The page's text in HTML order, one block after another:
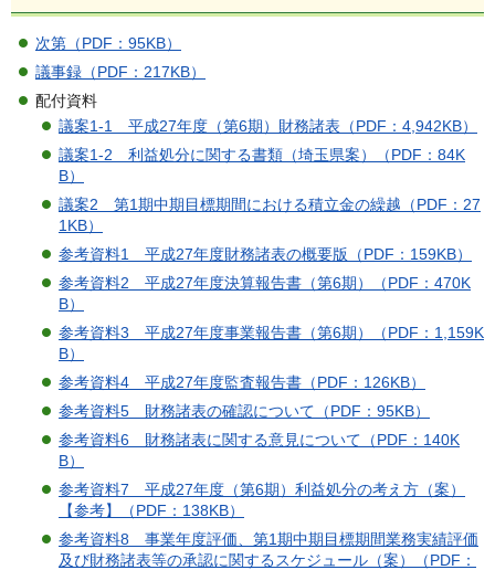
次第（PDF：95KB）
議事録（PDF：217KB）
配付資料
議案1-1 平成27年度（第6期）財務諸表（PDF：4,942KB）
議案1-2 利益処分に関する書類（埼玉県案）（PDF：84K
B）
議案2 第1期中期目標期間における積立金の繰越（PDF：27
1KB）
参考資料1 平成27年度財務諸表の概要版（PDF：159KB）
参考資料2 平成27年度決算報告書（第6期）（PDF：470K
B）
参考資料3 平成27年度事業報告書（第6期）（PDF：1,159K
B）
参考資料4 平成27年度監査報告書（PDF：126KB）
参考資料5 財務諸表の確認について（PDF：95KB）
参考資料6 財務諸表に関する意見について（PDF：140K
B）
参考資料7 平成27年度（第6期）利益処分の考え方（案）
【参考】（PDF：138KB）
参考資料8 事業年度評価、第1期中期目標期間業務実績評価
及び財務諸表等の承認に関するスケジュール（案）（PDF：